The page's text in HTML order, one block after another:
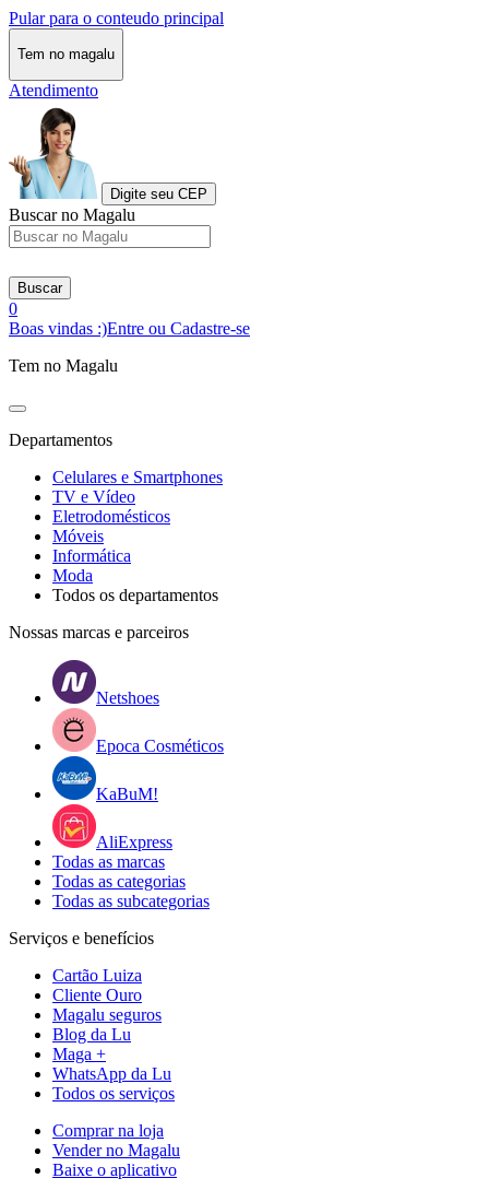
Pular para o conteudo principal
Tem no magalu
Atendimento
Digite seu CEP
Buscar no Magalu
Buscar
0
Boas vindas :)Entre ou Cadastre-se
Tem no Magalu
Departamentos
Celulares e Smartphones
TV e Vídeo
Eletrodomésticos
Móveis
Informática
Moda
Todos os departamentos
Nossas marcas e parceiros
Netshoes
Epoca Cosméticos
KaBuM!
AliExpress
Todas as marcas
Todas as categorias
Todas as subcategorias
Serviços e benefícios
Cartão Luiza
Cliente Ouro
Magalu seguros
Blog da Lu
Maga +
WhatsApp da Lu
Todos os serviços
Comprar na loja
Vender no Magalu
Baixe o aplicativo